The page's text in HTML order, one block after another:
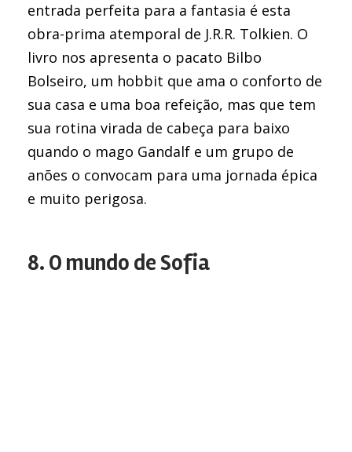
entrada perfeita para a fantasia é esta
obra-prima atemporal de J.R.R. Tolkien. O
livro nos apresenta o pacato Bilbo
Bolseiro, um hobbit que ama o conforto de
sua casa e uma boa refeição, mas que tem
sua rotina virada de cabeça para baixo
quando o mago Gandalf e um grupo de
anões o convocam para uma jornada épica
e muito perigosa.
8. O mundo de Sofia